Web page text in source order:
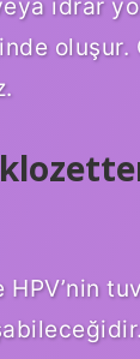
HPV’nin